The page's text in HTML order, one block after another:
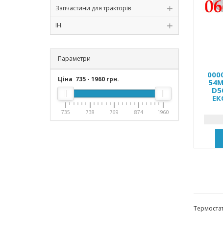
Запчастини для тракторів
ІН.
Параметри
Ціна 735 - 1960 грн.
735 738 769 874 1960